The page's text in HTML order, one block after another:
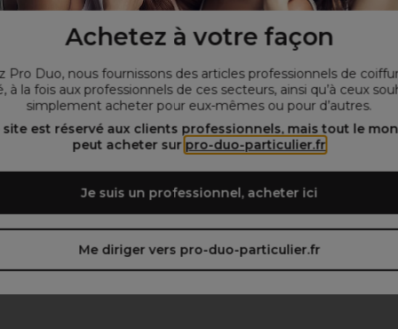
Achetez à votre façon
Pro Duo, nous fournissons des articles professionnels de
à la fois aux professionnels de ces secteurs, ainsi qu’à ceux
simplement acheter pour eux-mêmes ou pour d’autres.
site est réservé aux clients professionnels, mais tout le
peut acheter sur pro-duo-particulier.fr
Je suis un professionnel, acheter ici
Me diriger vers pro-duo-particulier.fr